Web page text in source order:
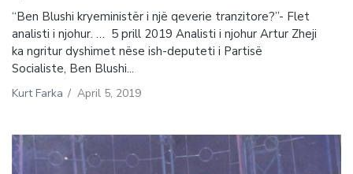
“Ben Blushi kryeministër i një qeverie tranzitore?”- Flet
analisti i njohur. … 5 prill 2019 Analisti i njohur Artur Zheji
ka ngritur dyshimet nëse ish-deputeti i Partisë
Socialiste, Ben Blushi...
Kurt Farka / April 5, 2019